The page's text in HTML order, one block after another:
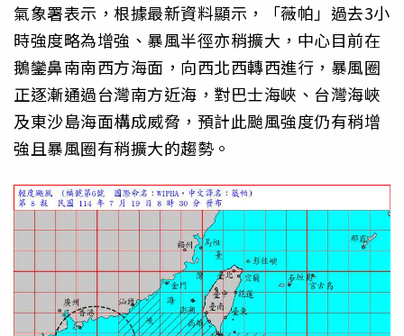
氣象署表示，根據最新資料顯示，「薇帕」過去3小
時強度略為增強、暴風半徑亦稍擴大，中心目前在
鵝鑾鼻南南西方海面，向西北西轉西進行，暴風圈
正逐漸通過台灣南方近海，對巴士海峽、台灣海峽
及東沙島海面構成威脅，預計此颱風強度仍有稍增
強且暴風圈有稍擴大的趨勢。